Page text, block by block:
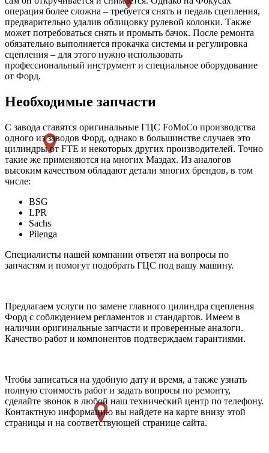
операция более сложна – требуется снять и педаль сцепления,
предварительно удалив облицовку рулевой колонки. Также
может потребоваться снять и промыть бачок. После ремонта
обязательно выполняется прокачка системы и регулировка
сцепления – для этого нужно использовать
профессиональный инструмент и специальное оборудование
от Форд.
Необходимые запчасти
С завода ставятся оригинальные ГЦС FoMoCo производства
одного из заводов Форд, однако в большинстве случаев это
цилиндры от FTE и некоторых других производителей. Точно
такие же применяются на многих Маздах. Из аналогов
высоким качеством обладают детали многих брендов, в том
числе:
BSG
LPR
Sachs
Pilenga
Специалисты нашей компании ответят на вопросы по
запчастям и помогут подобрать ГЦС под вашу машину.
Предлагаем услуги по замене главного цилиндра сцепления
Форд с соблюдением регламентов и стандартов. Имеем в
наличии оригинальные запчасти и проверенные аналоги.
Качество работ и компонентов подтверждаем гарантиями.
Чтобы записаться на удобную дату и время, а также узнать
полную стоимость работ и задать вопросы по ремонту,
сделайте звонок в любой наш технический центр по телефону.
Контактную информацию вы найдете на карте внизу этой
страницы и на соответствующей странице сайта.